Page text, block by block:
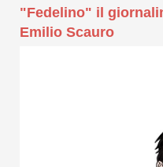
"Fedelino" il
Emilio Scauro